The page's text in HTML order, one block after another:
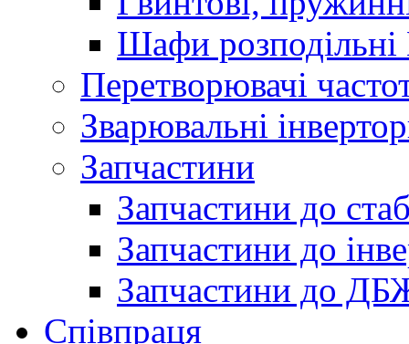
Шафи розподільні
Перетворювачі
Зварювальні
Запчастини
Запчастини до
Запчастини до
Запчастини до
Співпраця